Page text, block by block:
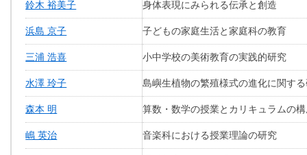
鈴木 裕美子 身体表現にみられる伝承と創造
浜島 京子 子どもの家庭生活と家庭科の教育
三浦 浩喜 小中学校の美術教育の実践的研究
水澤 玲子 島嶼生植物の繁殖様式の進化に関す
森本 明 算数・数学の授業とカリキュラムの
嶋 英治 音楽科における授業理論の研究